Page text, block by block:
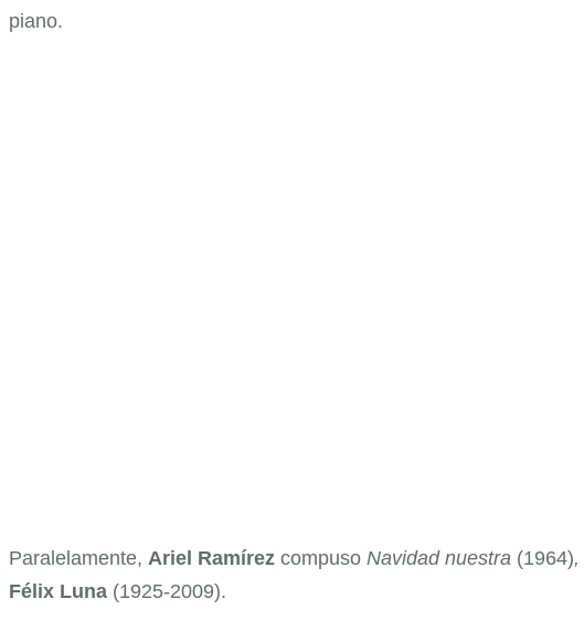
piano.
Paralelamente, Ariel Ramírez compuso Navidad nuestra (1964),
Félix Luna (1925-2009).